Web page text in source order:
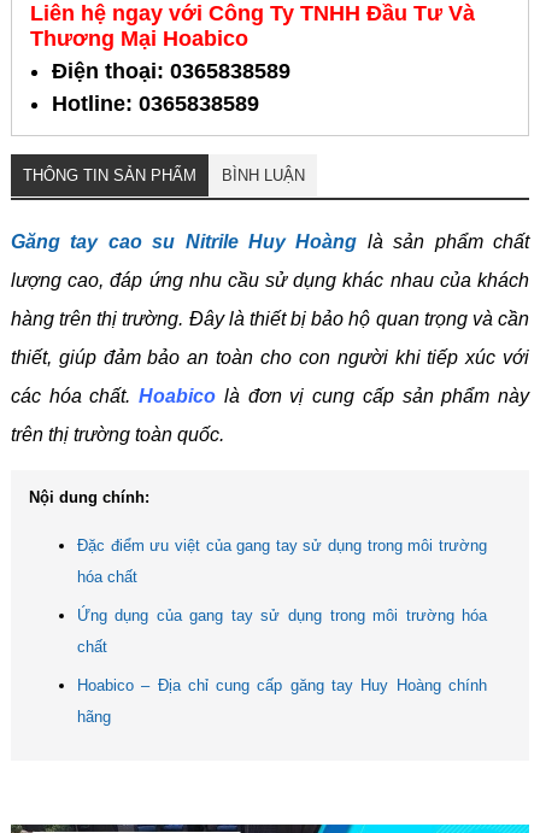
Liên hệ ngay với Công Ty TNHH Đầu Tư Và
Thương Mại Hoabico
Điện thoại: 0365838589
Hotline: 0365838589
THÔNG TIN SẢN PHẨM BÌNH LUẬN
Găng tay cao su Nitrile Huy Hoàng là sản phẩm chất
lượng cao, đáp ứng nhu cầu sử dụng khác nhau của khách
hàng trên thị trường. Đây là thiết bị bảo hộ quan trọng và cần
thiết, giúp đảm bảo an toàn cho con người khi tiếp xúc với
các hóa chất.Hoabico là đơn vị cung cấp sản phẩm này
trên thị trường toàn quốc.
Nội dung chính:
Đặc điểm ưu việt của gang tay sử dụng trong môi trường
hóa chất
Ứng dụng của gang tay sử dụng trong môi trường hóa
chất
Hoabico – Địa chỉ cung cấp găng tay Huy Hoàng chính
hãng